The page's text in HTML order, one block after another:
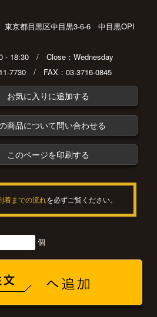
東京都目黒区中目黒3-6-6 中目黒OPI
- 18:30 / Close：Wednesday
7730 / FAX：03-3716-0845
お気に入りに追加する
商品について問い合わせる
このページを印刷する
着までの流れを必ずご覧ください。
個